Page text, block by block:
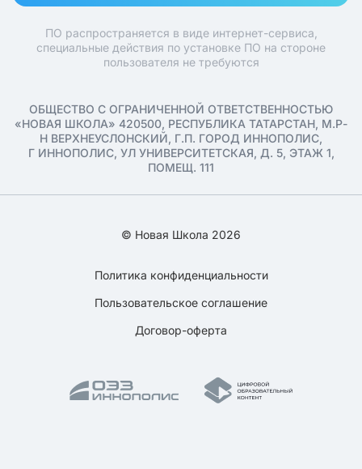
ПО распространяется в виде интернет-сервиса,
специальные действия по установке ПО на стороне
пользователя не требуются
ОБЩЕСТВО С ОГРАНИЧЕННОЙ ОТВЕТСТВЕННОСТЬЮ
«НОВАЯ ШКОЛА» 420500, РЕСПУБЛИКА ТАТАРСТАН, М.Р-
Н ВЕРХНЕУСЛОНСКИЙ, Г.П. ГОРОД ИННОПОЛИС,
Г ИННОПОЛИС, УЛ УНИВЕРСИТЕТСКАЯ, Д. 5, ЭТАЖ 1,
ПОМЕЩ. 111
© Новая Школа 2026
Политика конфиденциальности
Пользовательское соглашение
Договор-оферта